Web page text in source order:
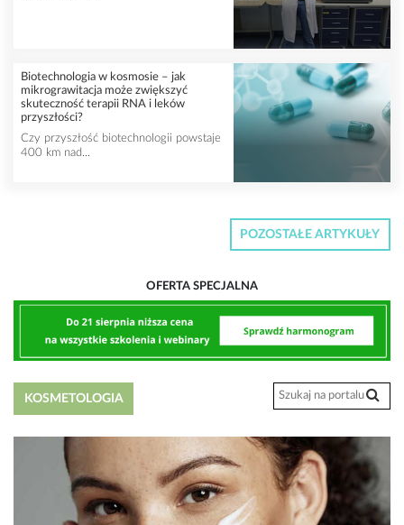
Biotechnologia w kosmosie – jak
mikrograwitacja może zwiększyć
skuteczność terapii RNA i leków
przyszłości?
Czy przyszłość biotechnologii powstaje
400 km nad...
POZOSTAŁE ARTYKUŁY
OFERTA SPECJALNA
KOSMETOLOGIA